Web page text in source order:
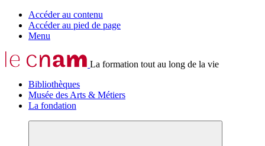
Accéder au contenu
Accéder au pied de page
Menu
La formation tout au long de la vie
Bibliothèques
Musée des Arts & Métiers
La fondation